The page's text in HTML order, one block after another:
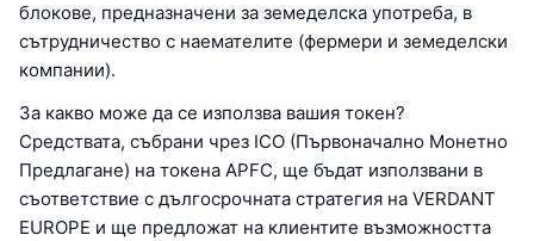
блокове, предназначени за земеделска употреба, в
сътрудничество с наемателите (фермери и земеделски
компании).
За какво може да се използва вашия токен?
Средствата, събрани чрез ICO (Първоначално Монетно
Предлагане) на токена APFC, ще бъдат използвани в
съответствие с дългосрочната стратегия на VERDANT
EUROPE и ще предложат на клиентите възможността